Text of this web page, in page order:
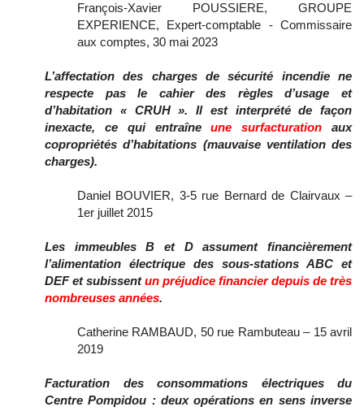
François-Xavier POUSSIERE, GROUPE
EXPERIENCE, Expert-comptable - Commissaire
aux comptes, 30 mai 2023
L’affectation des charges de sécurité incendie ne
respecte pas le cahier des règles d’usage et
d’habitation « CRUH ». Il est interprété de façon
inexacte, ce qui entraîneune surfacturationaux
copropriétés d’habitations (mauvaise ventilation des
charges).
Daniel BOUVIER, 3-5 rue Bernard de Clairvaux –
1er juillet 2015
Les immeubles B et D assument financièrement
l’alimentation électrique des sous-stations ABC et
DEF et subissentun préjudice financier depuis de très
nombreuses années.
Catherine RAMBAUD, 50 rue Rambuteau – 15 avril
2019
Facturation des consommations électriques du
Centre Pompidou : deux opérations en sens inverse